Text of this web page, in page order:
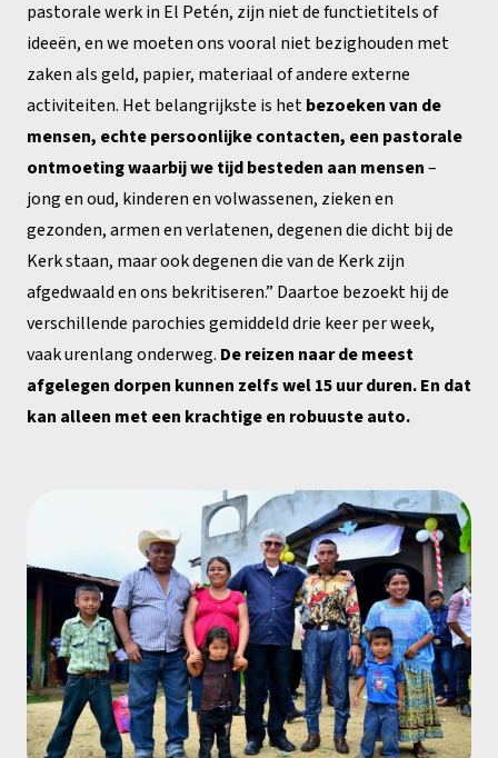
pastorale werk in El Petén, zijn niet de functietitels of
ideeën, en we moeten ons vooral niet bezighouden met
zaken als geld, papier, materiaal of andere externe
activiteiten. Het belangrijkste is hetbezoeken van de
mensen, echte persoonlijke contacten, een pastorale
ontmoeting waarbij we tijd besteden aan mensen–
jong en oud, kinderen en volwassenen, zieken en
gezonden, armen en verlatenen, degenen die dicht bij de
Kerk staan, maar ook degenen die van de Kerk zijn
afgedwaald en ons bekritiseren.” Daartoe bezoekt hij de
verschillende parochies gemiddeld drie keer per week,
vaak urenlang onderweg. De reizen naar de meest
afgelegen dorpen kunnen zelfs wel 15 uur duren. En dat
kan alleen met een krachtige en robuuste auto.